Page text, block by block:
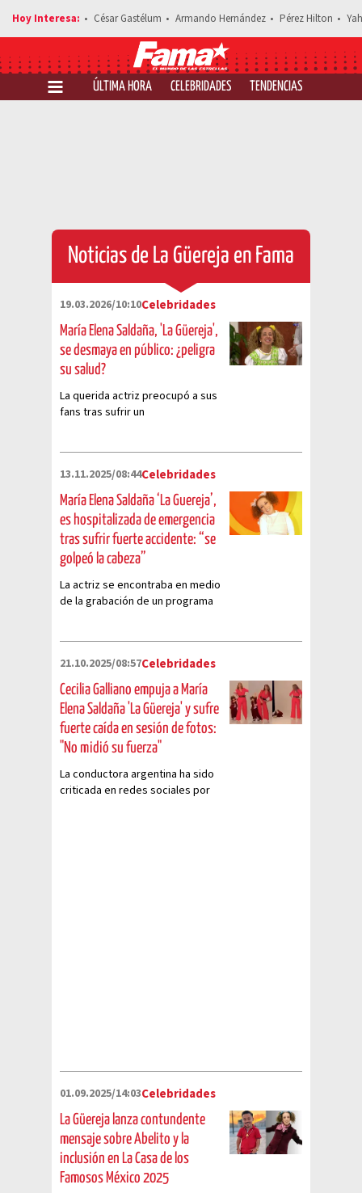
César Gastélum Armando Hernández Pérez Hilton
ÚLTIMA HORA CELEBRIDADES TENDENCIAS
Noticias de La Güereja en Fama
19.03.2026/10:10Celebridades
María Elena Saldaña, 'La Güereja',
se desmaya en público: ¿peligra
su salud?
La querida actriz preocupó a sus
fans tras sufrir un
reciente aparición.
13.11.2025/08:44Celebridades
María Elena Saldaña ‘La Guereja’,
es hospitalizada de emergencia
tras sufrir fuerte accidente: “se
golpeó la cabeza”
La actriz se encontraba en medio
de la grabación de un programa
21.10.2025/08:57Celebridades
Cecilia Galliano empuja a María
Elena Saldaña 'La Güereja' y sufre
fuerte caída en sesión de fotos:
"No midió su fuerza"
La conductora argentina ha sido
criticada en redes sociales por
01.09.2025/14:03Celebridades
La Güereja lanza contundente
mensaje sobre Abelito y la
inclusión en La Casa de los
Famosos México 2025